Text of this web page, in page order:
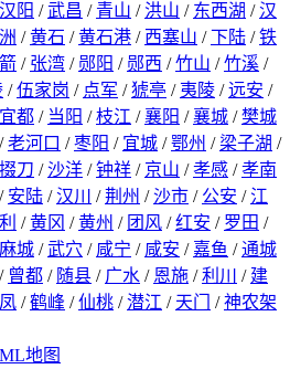
汉阳 /武昌 / 青山 / 洪山 / 东西湖 /汉
/黄石 /黄石港 / 西塞山 /下陆 /铁
/ 张湾 / 郧阳 / 郧西 /竹山 /竹溪 /
/伍家岗 / 点军 /猇亭 / 夷陵 /远安 /
宜都 / 当阳 /枝江 /襄阳 /襄城 /樊城
/老河口 /枣阳 / 宜城 /鄂州 / 梁子湖 /
掇刀 /沙洋 /钟祥 / 京山 /孝感 /孝南
/ 安陆 /汉川 /荆州 /沙市 / 公安 / 江
/黄冈 /黄州 / 团风 /红安 / 罗田 /
麻城 /武穴 / 咸宁 / 咸安 / 嘉鱼 /通城
/ 曾都 / 随县 / 广水 / 恩施 /利川 / 建
/鹤峰 /仙桃 /潜江 / 天门 /神农架
地图